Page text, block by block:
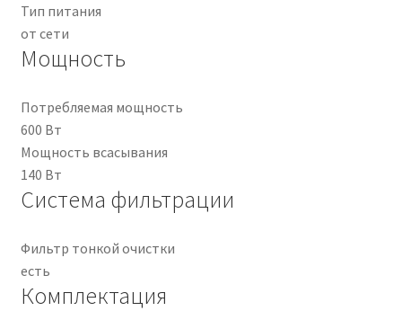
Тип питания
от сети
Мощность
Потребляемая мощность
600 Вт
Мощность всасывания
140 Вт
Система фильтрации
Фильтр тонкой очистки
есть
Комплектация